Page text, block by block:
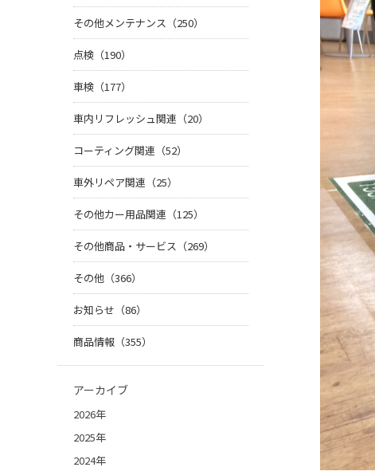
その他メンテナンス（250）
点検（190）
車検（177）
車内リフレッシュ関連（20）
コーティング関連（52）
車外リペア関連（25）
その他カー用品関連（125）
その他商品・サービス（269）
その他（366）
お知らせ（86）
商品情報（355）
アーカイブ
2026年
2025年
2024年